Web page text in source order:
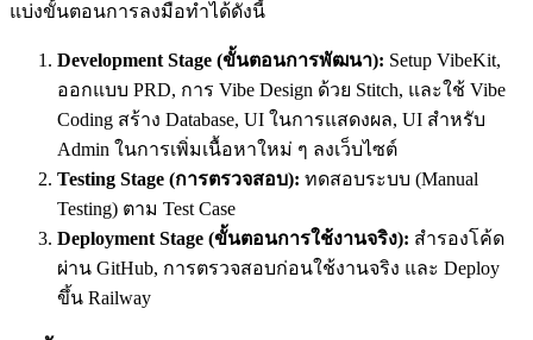
แบ่งขั้นตอนการลงมือทำได้ดังนี้
Development Stage (ขั้นตอนการพัฒนา): Setup VibeKit,
ออกแบบ PRD, การ Vibe Design ด้วย Stitch, และใช้ Vibe
Coding สร้าง Database, UI ในการแสดงผล, UI สำหรับ
Admin ในการเพิ่มเนื้อหาใหม่ ๆ ลงเว็บไซต์
Testing Stage (การตรวจสอบ): ทดสอบระบบ (Manual
Testing) ตาม Test Case
Deployment Stage (ขั้นตอนการใช้งานจริง): สำรองโค้ด
ผ่าน GitHub, การตรวจสอบก่อนใช้งานจริง และ Deploy
ขึ้น Railway